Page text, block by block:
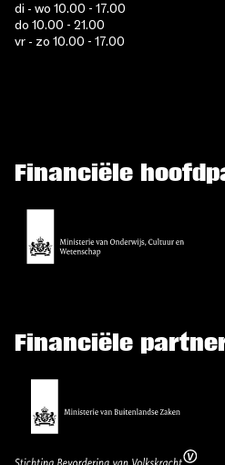
di - wo 10.00 - 17.00
do 10.00 - 21.00
vr - zo 10.00 - 17.00
Financiële
Financiële